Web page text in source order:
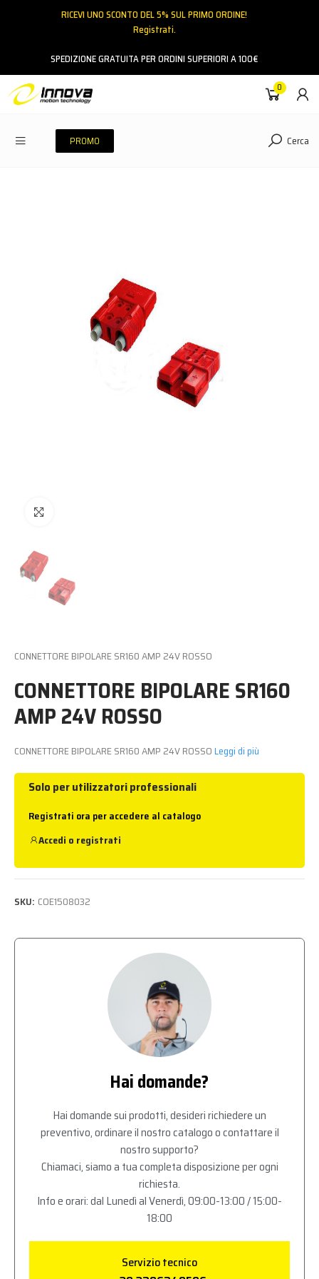
RICEVI UNO SCONTO DEL 5% SUL PRIMO ORDINE!
Registrati.
SPEDIZIONE GRATUITA PER ORDINI SUPERIORI A 100€
0
PROMO Cerca
CONNETTORE BIPOLARE SR160 AMP 24V ROSSO
CONNETTORE BIPOLARE SR160
AMP 24V ROSSO
CONNETTORE BIPOLARE SR160 AMP 24V ROSSOLeggi di più
Solo per utilizzatori professionali
Registrati ora per accedere al catalogo
Accedi o registrati
SKU: COE1508032
Hai domande?
Hai domande sui prodotti, desideri richiedere un
preventivo, ordinare il nostro catalogo o contattare il
nostro supporto?
Chiamaci, siamo a tua completa disposizione per ogni
richiesta.
Info e orari: dal Lunedì al Venerdì, 09:00-13:00 / 15:00-
18:00
Servizio tecnico